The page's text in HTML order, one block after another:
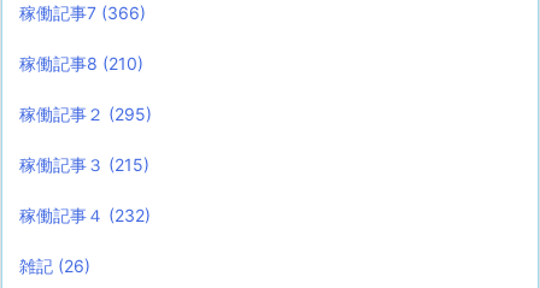
稼働記事7 (366)
稼働記事8 (210)
稼働記事２ (295)
稼働記事３ (215)
稼働記事４ (232)
雑記 (26)